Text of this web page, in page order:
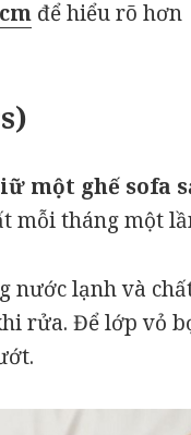
để hiểu rõ hơn
)
một ghế sofa
mỗi tháng một
nước lạnh và
rửa. Để lớp vỏ